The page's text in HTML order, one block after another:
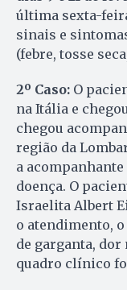
última sexta-
sinais e
(febre, tosse
2º Caso: O
na Itália e
chegou
região da
a
doença. O
Israelita Albert
o atendimento,
de garganta, dor
quadro clínico